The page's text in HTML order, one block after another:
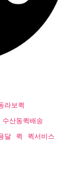
라보퀵
수산동퀵배송
달 퀵
퀵서비스